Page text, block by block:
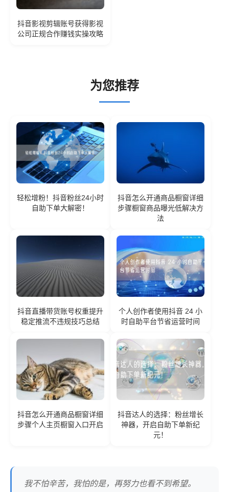
抖音影视剪辑账号获得影视
公司正规合作赚钱实操攻略
为您推荐
轻松增粉！抖音粉丝24小时
自助下单大解密！
抖音怎么开通商品橱窗详细
步骤橱窗商品曝光低解决方
法
抖音直播带货账号权重提升
稳定推流不违规技巧总结
个人创作者使用抖音 24 小
时自助平台节省运营时间
抖音怎么开通商品橱窗详细
步骤个人主页橱窗入口开启
抖音达人的选择：粉丝增长
神器，开启自助下单新纪
元！
我不怕辛苦，我怕的是，再努力也看不到希望。